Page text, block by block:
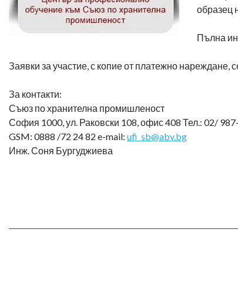
образец
Пълна
Заявки за участие, с копие от платежно нареждане,
За контакти:
Съюз по хранителна промишленост
София 1000, ул. Раковски 108, офис 408 Тел.: 02/
GSM: 0888 /72 24 82 e-mail: ufi_sb@abv.bg
Инж. Соня Бургуджиева